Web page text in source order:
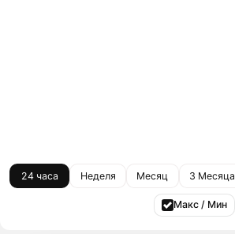
24 часа Неделя Месяц 3 Месяца
Макс / Мин